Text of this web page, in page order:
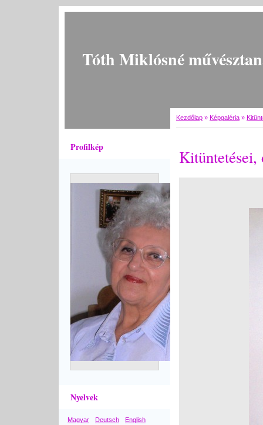
Tóth Miklósné
Profilkép
Nyelvek
Magyar Deutsch
English
Kezdőlap » Képgaléria »